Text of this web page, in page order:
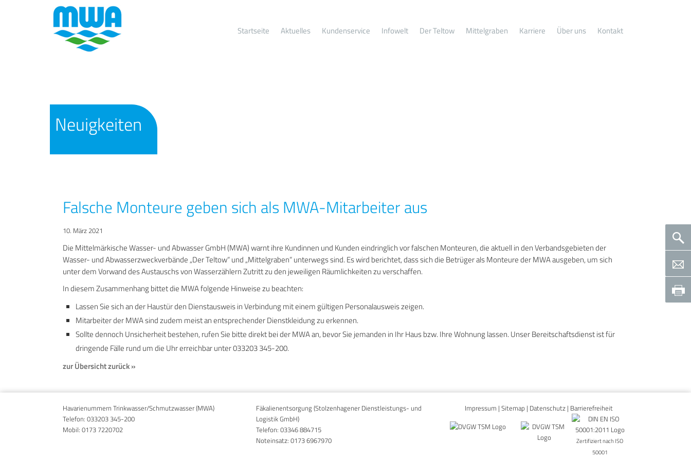
Startseite Aktuelles Kundenservice Infowelt Der Teltow Mittelgraben Karriere Über uns Kontakt
Neuigkeiten
Falsche Monteure geben sich als MWA-Mitarbeiter aus
10. März 2021
Die Mittelmärkische Wasser- und Abwasser GmbH (MWA) warnt ihre Kundinnen und Kunden eindringlich vor falschen Monteuren, die aktuell in den Verbandsgebieten der
Wasser- und Abwasserzweckverbände „Der Teltow“ und „Mittelgraben“ unterwegs sind. Es wird berichtet, dass sich die Betrüger als Monteure der MWA ausgeben, um sich
unter dem Vorwand des Austauschs von Wasserzählern Zutritt zu den jeweiligen Räumlichkeiten zu verschaffen.
In diesem Zusammenhang bittet die MWA folgende Hinweise zu beachten:
Lassen Sie sich an der Haustür den Dienstausweis in Verbindung mit einem gültigen Personalausweis zeigen.
Mitarbeiter der MWA sind zudem meist an entsprechender Dienstkleidung zu erkennen.
Sollte dennoch Unsicherheit bestehen, rufen Sie bitte direkt bei der MWA an, bevor Sie jemanden in Ihr Haus bzw. Ihre Wohnung lassen. Unser Bereitschaftsdienst ist für
dringende Fälle rund um die Uhr erreichbar unter 033203 345-200.
zur Übersicht zurück »
Havarienummern Trinkwasser/Schmutzwasser (MWA)
Telefon: 033203 345-200
Mobil: 0173 7220702
Fäkalienentsorgung (Stolzenhagener Dienstleistungs- und
Logistik GmbH)
Telefon:03346 884715
Noteinsatz:0173 6967970
Impressum |Sitemap | Datenschutz | Barrierefreiheit
Zertifiziert nach ISO
50001